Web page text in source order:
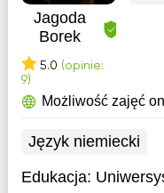
Jagoda
Borek
5.0 (opinie:
9)
Możliwość zajęć
Język niemiecki
Edukacja: